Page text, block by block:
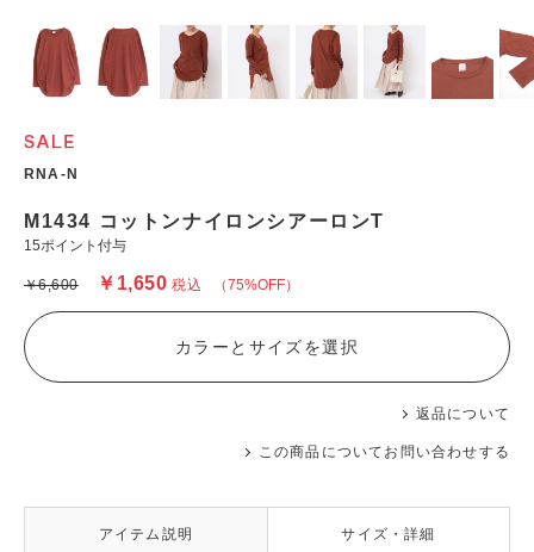
RNA-N
M1434 コットンナイロンシアーロンT
15ポイント付与
（75%OFF）
￥1,650 税込
￥6,600
返品について
この商品についてお問い合わせする
カラーとサイズを選択
アイテム説明 サイズ・詳細